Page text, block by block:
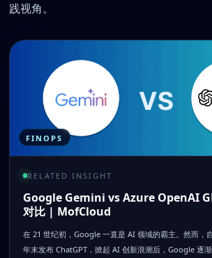
践视角。
FINOPS
RELATED INSIGHT
Google Gemini vs Azure OpenAI
对比 | MofCloud
在 21 世纪初，Google 一直是 AI 领域的霸主。然而，
年末发布 ChatGPT，掀起 AI 创新浪潮后，Google 逐